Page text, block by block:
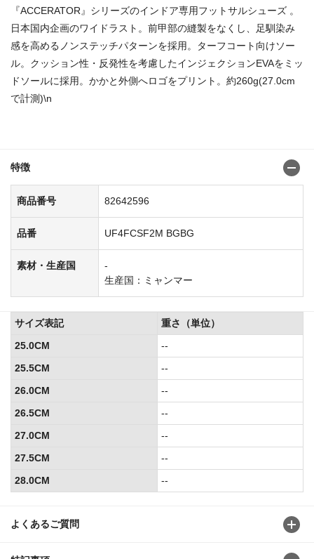
『ACCERATOR』シリーズのインドア専用フットサルシューズ 。
日本国内企画のワイドラスト。前甲部の縫製をなくし、足馴染み
感を高めるノンステッチパターンを採用。ターフコート向けソー
ル。クッション性・反発性を考慮したインジェクションEVAをミッ
ドソールに採用。かかと外側へロゴをプリント。約260g(27.0cm
で計測)\n
特徴
商品番号 82642596
品番 UF4FCSF2M BGBG
素材・生産国
-
生産国：ミャンマー
よくあるご質問
サイズ表記
重さ（単位）
25.0CM
--
25.5CM
--
26.0CM
--
26.5CM
--
27.0CM
--
27.5CM
--
28.0CM
--